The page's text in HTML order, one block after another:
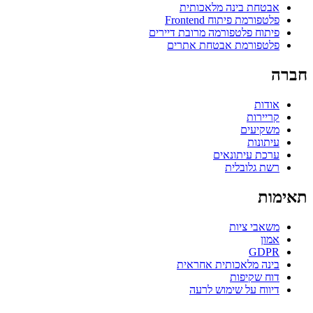
אבטחת בינה מלאכותית
פלטפורמת פיתוח Frontend
פיתוח פלטפורמה מרובת דיירים
פלטפורמת אבטחת אתרים
חברה
אודות
קריירות
משקיעים
עיתונות
ערכת עיתונאים
רשת גלובלית
תאימות
משאבי ציות
אמון
GDPR
בינה מלאכותית אחראית
דוח שקיפות
דיווח על שימוש לרעה